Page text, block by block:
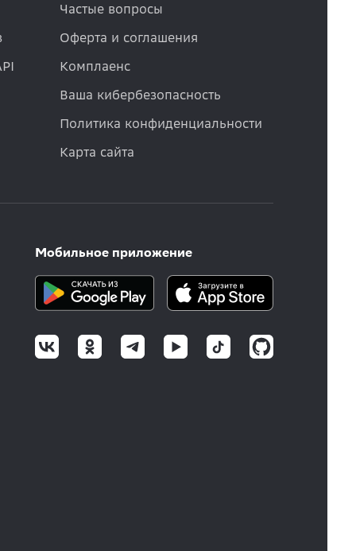
Частые вопросы
Оферта и соглашения
Комплаенс
Ваша кибербезопасность
Политика конфиденциальности
Карта сайта
Мобильное приложение